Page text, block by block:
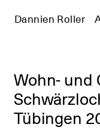
Dannien Roller
Wohn- und
Tübingen
+